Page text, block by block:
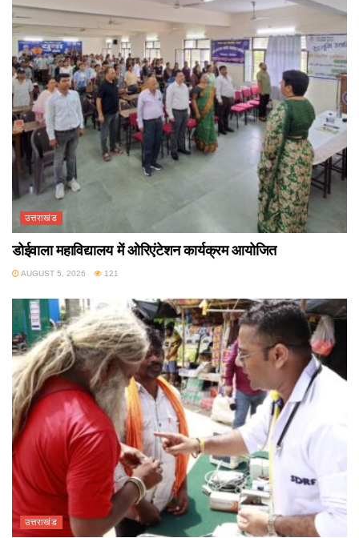
उत्तराखंड
डोईवाला महाविद्यालय में ओरिएंटेशन कार्यक्रम आयोजित
AUGUST 5, 2026 121
उत्तराखंड